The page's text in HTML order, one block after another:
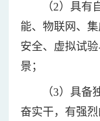
（2）具有
能、物联网、
安全、虚拟试
景；
（3）具备
奋实干，有强